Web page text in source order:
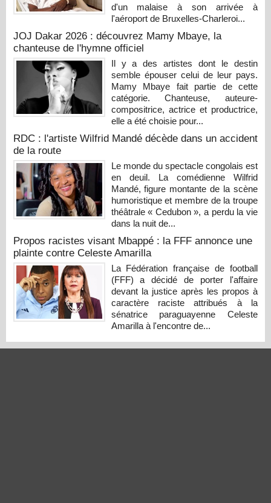
d'un malaise à son arrivée à
l'aéroport de Bruxelles-Charleroi...
JOJ Dakar 2026 : découvrez Mamy Mbaye, la
chanteuse de l'hymne officiel
Il y a des artistes dont le destin
semble épouser celui de leur pays.
Mamy Mbaye fait partie de cette
catégorie. Chanteuse, auteure-
compositrice, actrice et productrice,
elle a été choisie pour...
RDC : l'artiste Wilfrid Mandé décède dans un accident
de la route
Le monde du spectacle congolais est
en deuil. La comédienne Wilfrid
Mandé, figure montante de la scène
humoristique et membre de la troupe
théâtrale « Cedubon », a perdu la vie
dans la nuit de...
Propos racistes visant Mbappé : la FFF annonce une
plainte contre Celeste Amarilla
La Fédération française de football
(FFF) a décidé de porter l'affaire
devant la justice après les propos à
caractère raciste attribués à la
sénatrice paraguayenne Celeste
Amarilla à l'encontre de...